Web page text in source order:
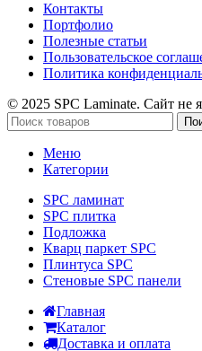
Контакты
Портфолио
Полезные статьи
Пользовательское
Политика
© 2025 SPC Laminate. Сайт не
Меню
Категории
SPC ламинат
SPC плитка
Подложка
Кварц паркет SPC
Плинтуса SPC
Стеновые SPC панели
Главная
Каталог
Доставка и оплата